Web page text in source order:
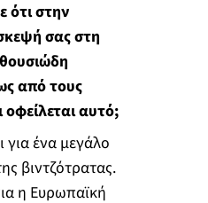
στην
σας στη
από τους
αυτό;
για ένα μεγάλο
βιντζότρατας.
η Ευρωπαϊκή